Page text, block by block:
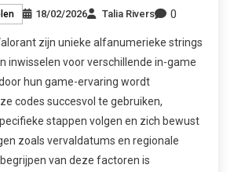
18/02/2026 Talia Rivers 0
zijn unieke alfanumerieke strings
inwisselen voor verschillende in-game
hun game-ervaring wordt
codes succesvol te gebruiken,
stappen volgen en zich bewust
zoals vervaldatums en regionale
van deze factoren is